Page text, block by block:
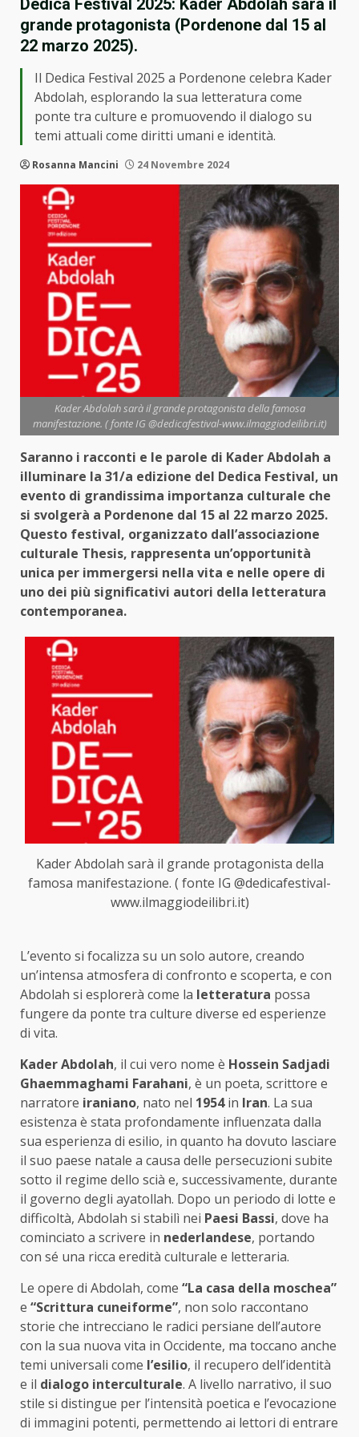
Dedica Festival 2025: Kader Abdolah sarà il
grande protagonista (Pordenone dal 15 al
22 marzo 2025).
Il Dedica Festival 2025 a Pordenone celebra Kader
Abdolah, esplorando la sua letteratura come
ponte tra culture e promuovendo il dialogo su
temi attuali come diritti umani e identità.
Rosanna Mancini 24 Novembre 2024
Kader Abdolah sarà il grande protagonista della famosa
manifestazione. ( fonte IG @dedicafestival-www.ilmaggiodeilibri.it)
Saranno i racconti e le parole di Kader Abdolah a
illuminare la 31/a edizione del Dedica Festival, un
evento di grandissima importanza culturale che
si svolgerà a Pordenone dal 15 al 22 marzo 2025.
Questo festival, organizzato dall’associazione
culturale Thesis, rappresenta un’opportunità
unica per immergersi nella vita e nelle opere di
uno dei più significativi autori della letteratura
contemporanea.
Kader Abdolah sarà il grande protagonista della
famosa manifestazione. ( fonte IG @dedicafestival-
www.ilmaggiodeilibri.it)
L’evento si focalizza su un solo autore, creando
un’intensa atmosfera di confronto e scoperta, e con
Abdolah si esplorerà come la letteratura possa
fungere da ponte tra culture diverse ed esperienze
di vita.
Kader Abdolah, il cui vero nome è Hossein Sadjadi
Ghaemmaghami Farahani, è un poeta, scrittore e
narratore iraniano, nato nel 1954in Iran. La sua
esistenza è stata profondamente influenzata dalla
sua esperienza di esilio, in quanto ha dovuto lasciare
il suo paese natale a causa delle persecuzioni subite
sotto il regime dello scià e, successivamente, durante
il governo degli ayatollah. Dopo un periodo di lotte e
difficoltà, Abdolah si stabilì nei Paesi Bassi, dove ha
cominciato a scrivere in nederlandese, portando
con sé una ricca eredità culturale e letteraria.
Le opere di Abdolah, come “La casa della moschea”
e “Scrittura cuneiforme”, non solo raccontano
storie che intrecciano le radici persiane dell’autore
con la sua nuova vita in Occidente, ma toccano anche
temi universali come l’esilio, il recupero dell’identità
e il dialogo interculturale. A livello narrativo, il suo
stile si distingue per l’intensità poetica e l’evocazione
di immagini potenti, permettendo ai lettori di entrare